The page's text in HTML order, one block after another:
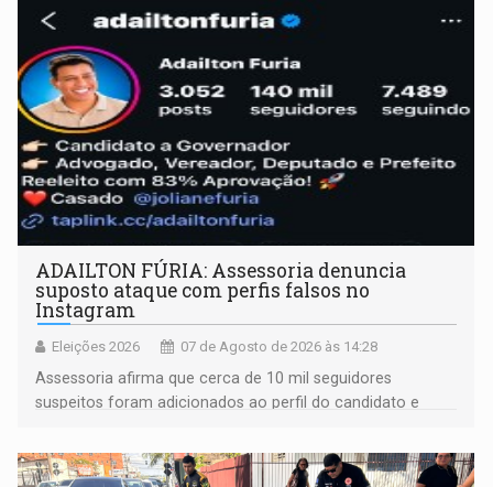
ADAILTON FÚRIA: Assessoria denuncia
suposto ataque com perfis falsos no
Instagram
Eleições 2026 07 de Agosto de 2026 às 14:28
Assessoria afirma que cerca de 10 mil seguidores
suspeitos foram adicionados ao perfil do candidato e
remover as contas